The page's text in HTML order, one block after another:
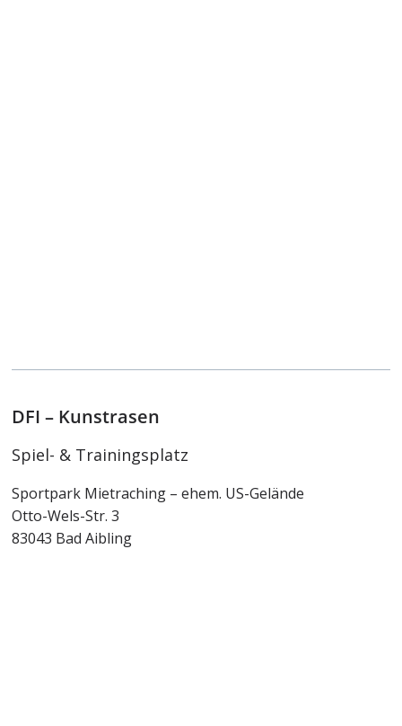
DFI – Kunstrasen
Spiel- & Trainingsplatz
Sportpark Mietraching – ehem. US-Gelände
Otto-Wels-Str. 3
83043 Bad Aibling